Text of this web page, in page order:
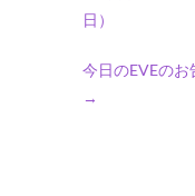
日）
今日のEVEのお
→